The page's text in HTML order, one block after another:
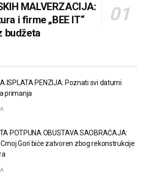
MALVERZACIJA:
i firme „BEE IT“
budžeta
ISPLATA PENZIJA: Poznati svi datumi
primanja
POTPUNA OBUSTAVA SAOBRAĆAJA:
Gori biće zatvoren zbog rekonstrukcije